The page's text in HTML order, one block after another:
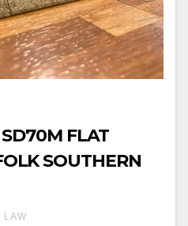
FLAT
SOUTHERN
LAW